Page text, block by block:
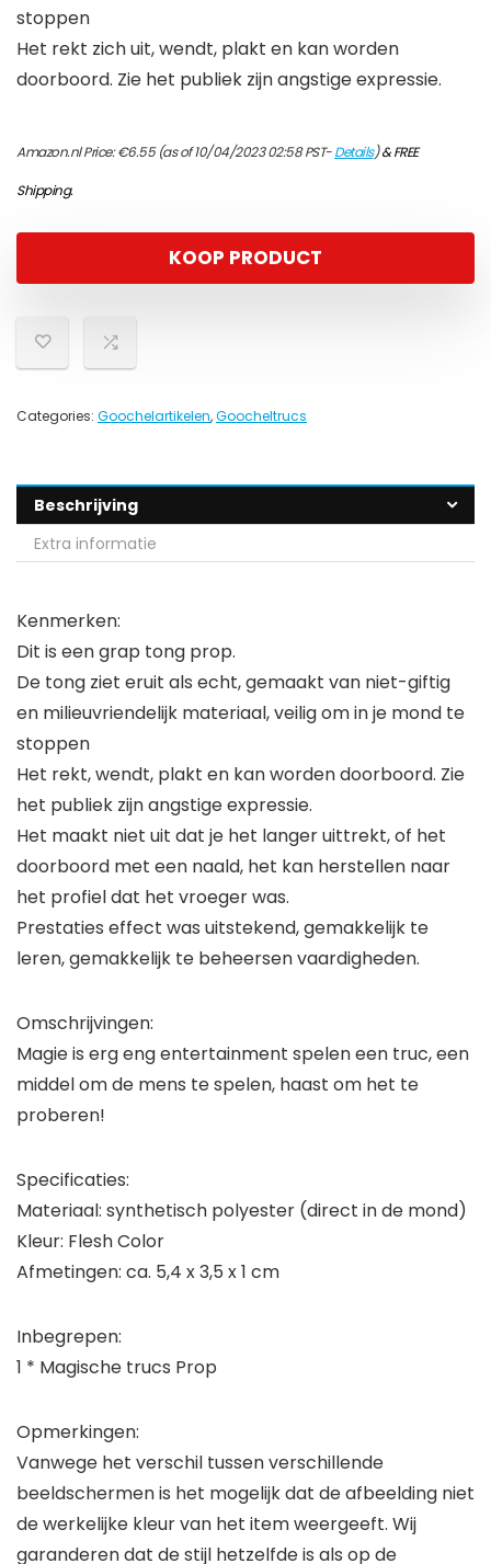
stoppen
Het rekt zich uit, wendt, plakt en kan worden
doorboord. Zie het publiek zijn angstige expressie.
Amazon.nl Price:€6.55(as of 10/04/2023 02:58 PST-Details)&FREE
Shipping.
KOOP PRODUCT
Categories: Goochelartikelen,Goocheltrucs
Beschrijving
Extra informatie
Kenmerken:
Dit is een grap tong prop.
De tong ziet eruit als echt, gemaakt van niet-giftig
en milieuvriendelijk materiaal, veilig om in je mond te
stoppen
Het rekt, wendt, plakt en kan worden doorboord. Zie
het publiek zijn angstige expressie.
Het maakt niet uit dat je het langer uittrekt, of het
doorboord met een naald, het kan herstellen naar
het profiel dat het vroeger was.
Prestaties effect was uitstekend, gemakkelijk te
leren, gemakkelijk te beheersen vaardigheden.
Omschrijvingen:
Magie is erg eng entertainment spelen een truc, een
middel om de mens te spelen, haast om het te
proberen!
Specificaties:
Materiaal: synthetisch polyester (direct in de mond)
Kleur: Flesh Color
Afmetingen: ca. 5,4 x 3,5 x 1 cm
Inbegrepen:
1 * Magische trucs Prop
Opmerkingen:
Vanwege het verschil tussen verschillende
beeldschermen is het mogelijk dat de afbeelding niet
de werkelijke kleur van het item weergeeft. Wij
garanderen dat de stijl hetzelfde is als op de